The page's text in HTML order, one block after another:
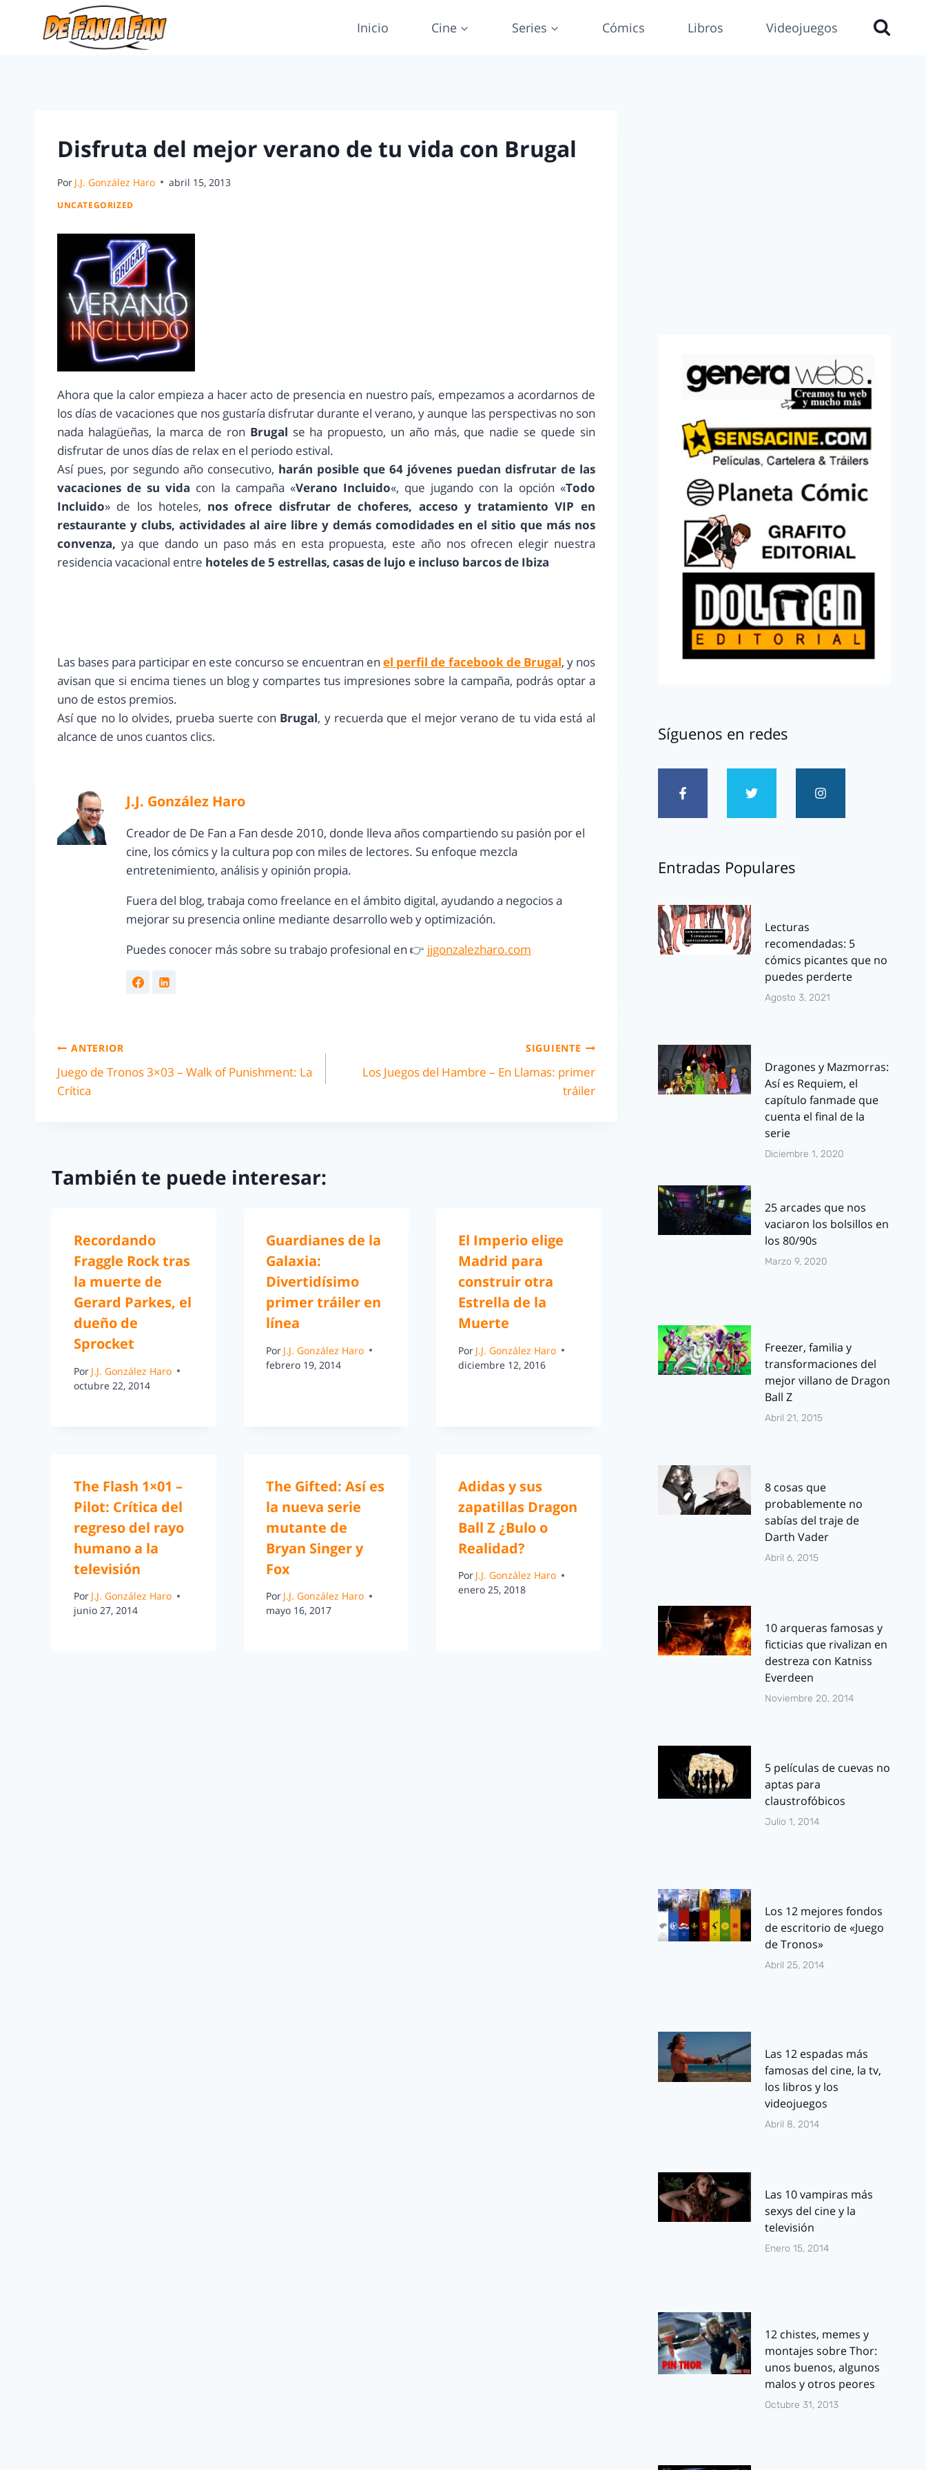
Inicio Cine Series Cómics Libros Videojuegos
Disfruta del mejor verano de tu vida con Brugal
Por J.J. González Haro abril 15, 2013
UNCATEGORIZED
Ahora que la calor empieza a hacer acto de presencia en nuestro país, empezamos a acordarnos de
los días de vacaciones que nos gustaría disfrutar durante el verano, y aunque las perspectivas no son
nada halagüeñas, la marca de ron Brugal se ha propuesto, un año más, que nadie se quede sin
disfrutar de unos días de relax en el periodo estival.
Así pues, por segundo año consecutivo, harán posible que 64 jóvenes puedan disfrutar de las
vacaciones de su vida con la campaña «Verano Incluido«, que jugando con la opción «Todo
Incluido» de los hoteles, nos ofrece disfrutar de choferes, acceso y tratamiento VIP en
restaurante y clubs, actividades al aire libre y demás comodidades en el sitio que más nos
convenza, ya que dando un paso más en esta propuesta, este año nos ofrecen elegir nuestra
residencia vacacional entre hoteles de 5 estrellas, casas de lujo e incluso barcos de Ibiza
Las bases para participar en este concurso se encuentran enel perfil de facebook de Brugal, y nos
avisan que si encima tienes un blog y compartes tus impresiones sobre la campaña, podrás optar a
uno de estos premios.
Así que no lo olvides, prueba suerte con Brugal, y recuerda que el mejor verano de tu vida está al
alcance de unos cuantos clics.
J.J. González Haro
Creador de De Fan a Fan desde 2010, donde lleva años compartiendo su pasión por el
cine, los cómics y la cultura pop con miles de lectores. Su enfoque mezcla
entretenimiento, análisis y opinión propia.
Fuera del blog, trabaja como freelance en el ámbito digital, ayudando a negocios a
mejorar su presencia online mediante desarrollo web y optimización.
Puedes conocer más sobre su trabajo profesional en 👉 jjgonzalezharo.com
ANTERIOR
Juego de Tronos 3×03 – Walk of Punishment: La
Crítica
SIGUIENTE
Los Juegos del Hambre – En Llamas: primer
tráiler
También te puede interesar:
Recordando
Fraggle Rock tras
la muerte de
Gerard Parkes, el
dueño de
Sprocket
Por J.J. González Haro
octubre 22, 2014
Guardianes de la
Galaxia:
Divertidísimo
primer tráiler en
línea
Por J.J. González Haro
febrero 19, 2014
El Imperio elige
Madrid para
construir otra
Estrella de la
Muerte
Por J.J. González Haro
diciembre 12, 2016
The Flash 1×01 –
Pilot: Crítica del
regreso del rayo
humano a la
televisión
Por J.J. González Haro
junio 27, 2014
The Gifted: Así es
la nueva serie
mutante de
Bryan Singer y
Fox
Por J.J. González Haro
mayo 16, 2017
Adidas y sus
zapatillas Dragon
Ball Z ¿Bulo o
Realidad?
Por J.J. González Haro
enero 25, 2018
Síguenos en redes
Entradas Populares
Lecturas
recomendadas: 5
cómics picantes que no
puedes perderte
Agosto 3, 2021
Dragones y Mazmorras:
Así es Requiem, el
capítulo fanmade que
cuenta el final de la
serie
Diciembre 1, 2020
25 arcades que nos
vaciaron los bolsillos en
los 80/90s
Marzo 9, 2020
Freezer, familia y
transformaciones del
mejor villano de Dragon
Ball Z
Abril 21, 2015
8 cosas que
probablemente no
sabías del traje de
Darth Vader
Abril 6, 2015
10 arqueras famosas y
ficticias que rivalizan en
destreza con Katniss
Everdeen
Noviembre 20, 2014
5 películas de cuevas no
aptas para
claustrofóbicos
Julio 1, 2014
Los 12 mejores fondos
de escritorio de «Juego
de Tronos»
Abril 25, 2014
Las 12 espadas más
famosas del cine, la tv,
los libros y los
videojuegos
Abril 8, 2014
Las 10 vampiras más
sexys del cine y la
televisión
Enero 15, 2014
12 chistes, memes y
montajes sobre Thor:
unos buenos, algunos
malos y otros peores
Octubre 31, 2013